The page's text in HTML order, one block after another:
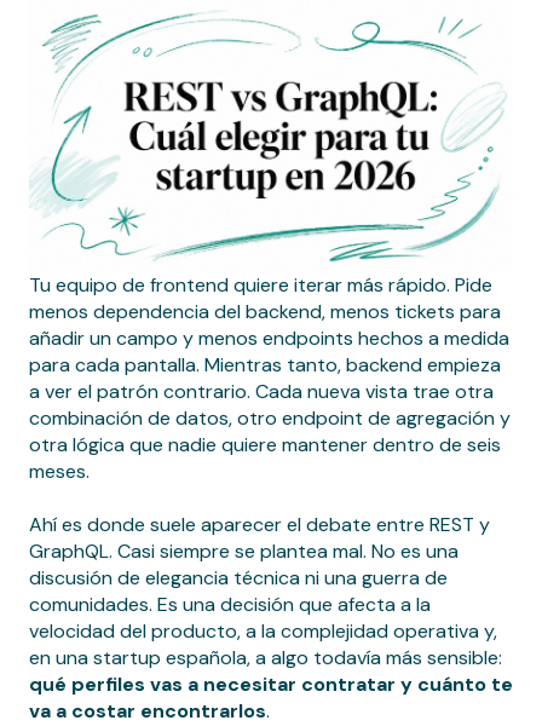
Tu equipo de frontend quiere iterar más rápido. Pide
menos dependencia del backend, menos tickets para
añadir un campo y menos endpoints hechos a medida
para cada pantalla. Mientras tanto, backend empieza
a ver el patrón contrario. Cada nueva vista trae otra
combinación de datos, otro endpoint de agregación y
otra lógica que nadie quiere mantener dentro de seis
meses.
Ahí es donde suele aparecer el debate entre REST y
GraphQL. Casi siempre se plantea mal. No es una
discusión de elegancia técnica ni una guerra de
comunidades. Es una decisión que afecta a la
velocidad del producto, a la complejidad operativa y,
en una startup española, a algo todavía más sensible:
qué perfiles vas a necesitar contratar y cuánto te
va a costar encontrarlos.